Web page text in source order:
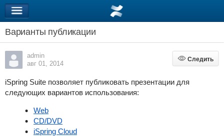
Варианты публикации
admin
авг 01, 2014
Следить
Следить
iSpring Suiteпозволяет публиковать презентациидля
следующих вариантов использования:
Web
CD/DVD
iSpring Cloud